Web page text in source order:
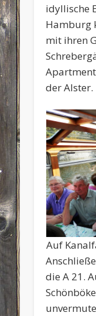
idyllische
Hamburg
mit ihren
der
Auf
die A 21.